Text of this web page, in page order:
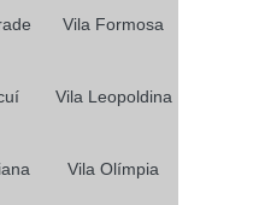
Vila Formosa
Vila Leopoldina
Vila Olímpia